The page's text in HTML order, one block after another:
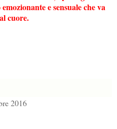
e sensuale che va
cuore.
2016